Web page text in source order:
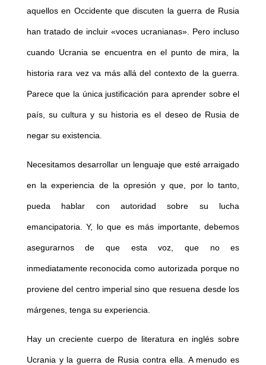
aquellos en Occidente que discuten la guerra de Rusia
han tratado de incluir «voces ucranianas». Pero incluso
cuando Ucrania se encuentra en el punto de mira, la
historia rara vez va más allá del contexto de la guerra.
Parece que la única justificación para aprender sobre el
país, su cultura y su historia es el deseo de Rusia de
negar su existencia.
Necesitamos desarrollar un lenguaje que esté arraigado
en la experiencia de la opresión y que, por lo tanto,
pueda hablar con autoridad sobre su lucha
emancipatoria. Y, lo que es más importante, debemos
asegurarnos de que esta voz, que no es
inmediatamente reconocida como autorizada porque no
proviene del centro imperial sino que resuena desde los
márgenes, tenga su experiencia.
Hay un creciente cuerpo de literatura en inglés sobre
Ucrania y la guerra de Rusia contra ella. A menudo es